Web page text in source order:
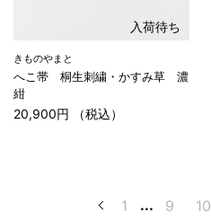
入荷待ち
きものやまと
へこ帯 桐生刺繍・かすみ草 濃
紺
20,900円 （税込）
1 ... 9 10